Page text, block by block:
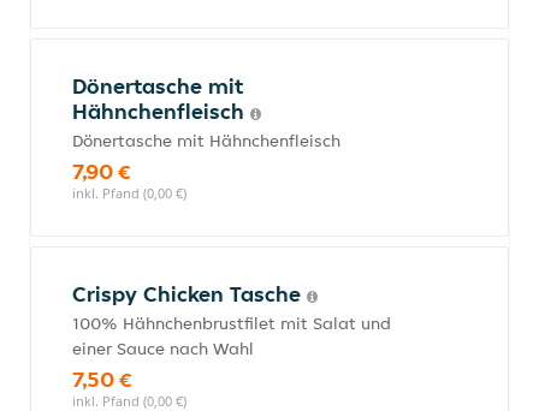
Dönertasche mit
Hähnchenfleisch
Dönertasche mit Hähnchenfleisch
7,90 €
inkl. Pfand (0,00 €)
Crispy Chicken Tasche
100% Hähnchenbrustfilet mit Salat und
einer Sauce nach Wahl
7,50 €
inkl. Pfand (0,00 €)